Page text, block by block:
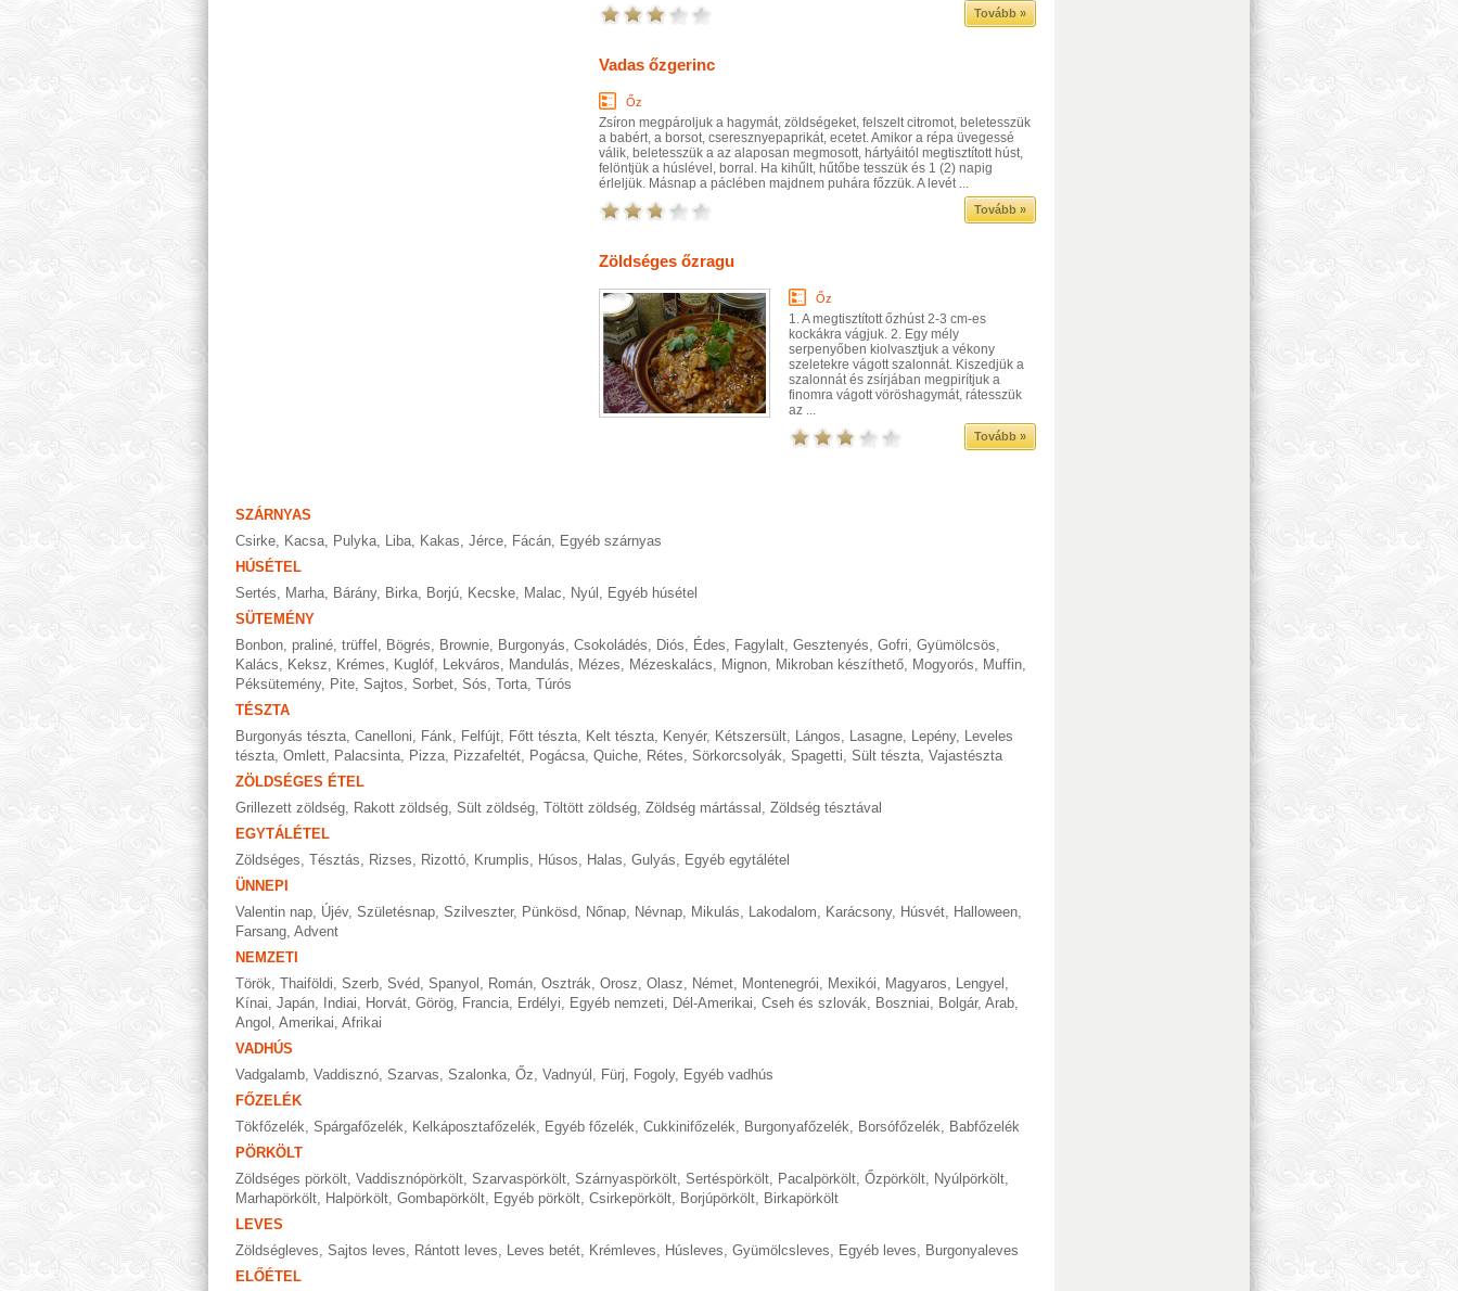
Tovább »
Vadas őzgerinc
Őz
Zsíron megpároljuk a hagymát, zöldségeket, felszelt citromot, beletesszük
a babért, a borsot, cseresznyepaprikát, ecetet. Amikor a répa üvegessé
válik, beletesszük a az alaposan megmosott, hártyáitól megtisztított húst,
felöntjük a húslével, borral. Ha kihűlt, hűtőbe tesszük és 1 (2) napig
érleljük. Másnap a páclében majdnem puhára főzzük. A levét ...
Tovább »
Zöldséges őzragu
Őz
1. A megtisztított őzhúst 2-3 cm-es
kockákra vágjuk. 2. Egy mély
serpenyőben kiolvasztjuk a vékony
szeletekre vágott szalonnát. Kiszedjük a
szalonnát és zsírjában megpirítjuk a
finomra vágott vöröshagymát, rátesszük
az ...
Tovább »
SZÁRNYAS
Csirke
Kacsa Pulyka Liba Kakas Jérce Fácán
Egyéb szárnyas
HÚSÉTEL
Sertés
Marha Bárány, Birka Borjú Kecske Malac Nyúl
Egyéb húsétel
SÜTEMÉNY
Bonbon, praliné, trüffel
Bögrés Brownie Burgonyás Csokoládés Diós Édes Fagylalt Gesztenyés Gofri Gyümölcsös
Kalács
Keksz Krémes Kuglóf Lekváros Mandulás Mézes Mézeskalács Mignon Mikroban készíthető Mogyorós Muffin
Péksütemény, Pite Sajtos Sorbet Sós Torta Túrós
TÉSZTA
Burgonyás tészta Canelloni Fánk Felfújt Főtt tészta Kelt tészta Kenyér, Kétszersült Lángos Lasagne Lepény,
Leveles
tészta Omlett Palacsinta Pizza Pizzafeltét Pogácsa Quiche Rétes Sörkorcsolyák Spagetti Sült tészta Vajastészta
ZÖLDSÉGES ÉTEL
Grillezett zöldség
Rakott zöldség Sült zöldség Töltött zöldség Zöldség mártással
Zöldség tésztával
EGYTÁLÉTEL
Zöldséges Tésztás Rizses Rizottó Krumplis Húsos Halas Gulyás
Egyéb egytálétel
ÜNNEPI
Valentin nap Újév, Születésnap Szilveszter, Pünkösd Nőnap Névnap Mikulás Lakodalom Karácsony, Húsvét Halloween
Farsang Advent
NEMZETI
Török Thaiföldi Szerb Svéd Spanyol Román Osztrák Orosz Olasz Német Montenegrói Mexikói Magyaros Lengyel
Kínai Japán Indiai Horvát Görög Francia Erdélyi Egyéb nemzeti Dél-Amerikai Cseh és szlovák Boszniai Bolgár, Arab
Angol
Amerikai Afrikai
VADHÚS
Vadgalamb Vaddisznó Szarvas Szalonka Őz Vadnyúl Fürj Fogoly, Egyéb vadhús
FŐZELÉK
Tökfőzelék Spárgafőzelék Kelkáposztafőzelék Egyéb főzelék Cukkinifőzelék Burgonyafőzelék Borsófőzelék
Babfőzelék
PÖRKÖLT
Zöldséges pörkölt Vaddisznópörkölt Szarvaspörkölt Szárnyaspörkölt Sertéspörkölt Pacalpörkölt Őzpörkölt Nyúlpörkölt
Marhapörkölt
Halpörkölt Gombapörkölt Egyéb pörkölt Csirkepörkölt Borjúpörkölt
Birkapörkölt
LEVES
Zöldségleves Sajtos leves Rántott leves Leves betét Krémleves Húsleves Gyümölcsleves Egyéb leves
Burgonyaleves
ELŐÉTEL